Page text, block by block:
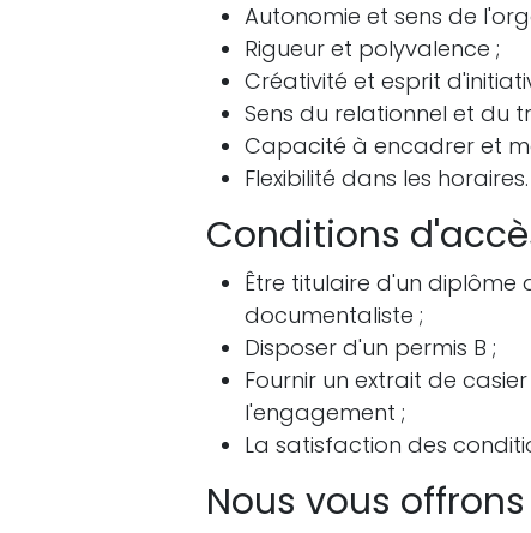
Autonomie et sens de
Rigueur et polyvalence ;
Créativité et esprit
Sens du relationnel et du
Capacité à encadrer et
Flexibilité dans les horaires.
Conditions
Être titulaire d'un
documentaliste ;
Disposer d'un permis B ;
Fournir un extrait de
l'engagement ;
La satisfaction des
Nous vous offrons